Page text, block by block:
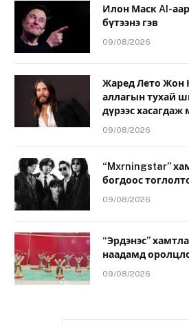
Илон Маск AI-
бүтээнэ гэв
09/08/2026
Жаред Лето Жон
аллагын тухай
дүрээс хасагдаж
09/08/2026
“Mxrningstar”
богдоос
09/08/2026
“Эрдэнэс”
наадамд
09/08/2026